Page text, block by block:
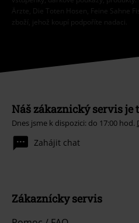
Ärzte, Die Toten Hosen, Feine Sahne
zboží, jehož koupí podpoříte nadaci.
Náš zákaznický servis je
Dnes jsme k dispozici: do 17:00 hod.
Zahájit chat
Zákaznícky servis